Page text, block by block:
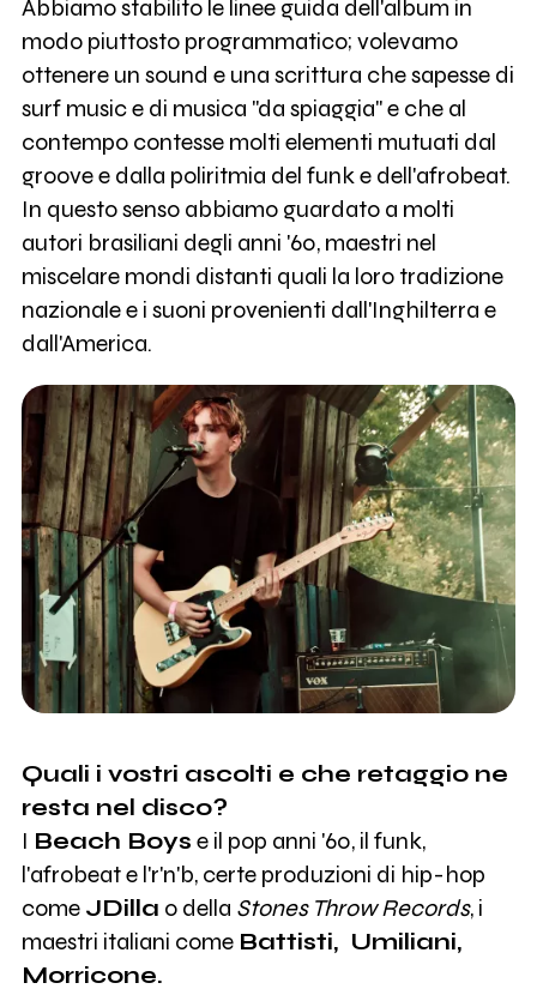
Abbiamo stabilito le linee guida dell'album in
modo piuttosto programmatico; volevamo
ottenere un sound e una scrittura che sapesse di
surf music e di musica "da spiaggia" e che al
contempo contesse molti elementi mutuati dal
groove e dalla poliritmia del funk e dell'afrobeat.
In questo senso abbiamo guardato a molti
autori brasiliani degli anni '60, maestri nel
miscelare mondi distanti quali la loro tradizione
nazionale e i suoni provenienti dall'Inghilterra e
dall'America.
Quali i vostri ascolti e che retaggio ne
resta nel disco?
I Beach Boys e il pop anni '60, il funk,
l'afrobeat e l'r'n'b, certe produzioni di hip-hop
come JDilla o della Stones Throw Records, i
maestri italiani come Battisti, Umiliani,
Morricone.